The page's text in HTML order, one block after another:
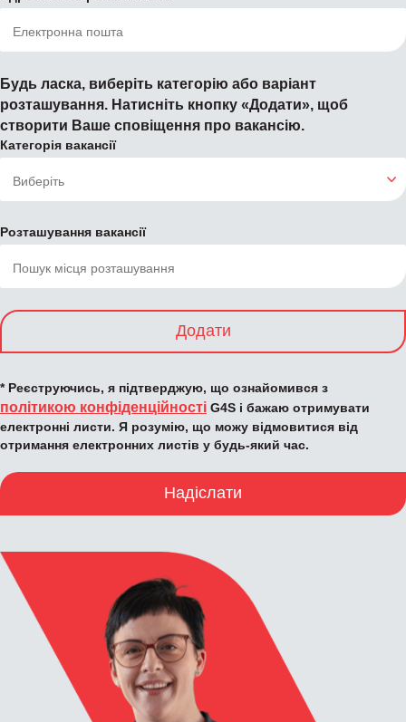
Будь ласка, виберіть категорію або варіант
розташування. Натисніть кнопку «Додати», щоб
створити Ваше сповіщення про вакансію.
Категорія вакансії
Розташування вакансії
Додати
* Реєструючись, я підтверджую, що ознайомився з
політикою конфіденційності G4S і бажаю отримувати
електронні листи. Я розумію, що можу відмовитися від
отримання електронних листів у будь-який час.
Надіслати